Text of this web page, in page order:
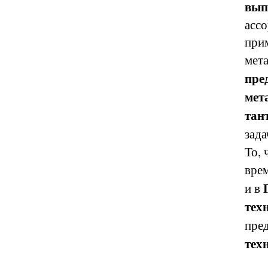
То,
и в